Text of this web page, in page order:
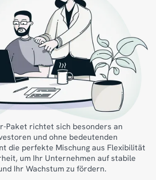
Paket richtet sich besonders an
und ohne bedeutenden
die perfekte Mischung aus Flexibilität
um Ihr Unternehmen auf stabile
Ihr Wachstum zu fördern.